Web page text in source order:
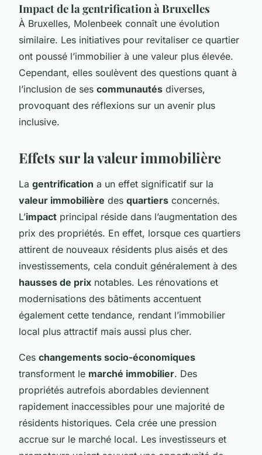
Impact de la gentrification à Bruxelles
À Bruxelles, Molenbeek connaît une évolution
similaire. Les initiatives pour revitaliser ce quartier
ont poussé l’immobilier à une valeur plus élevée.
Cependant, elles soulèvent des questions quant à
l’inclusion de ses communautés diverses,
provoquant des réflexions sur un avenir plus
inclusive.
Effets sur la valeur immobilière
La gentrification a un effet significatif sur la
valeur immobilière des quartiers concernés.
L’impact principal réside dans l’augmentation des
prix des propriétés. En effet, lorsque ces quartiers
attirent de nouveaux résidents plus aisés et des
investissements, cela conduit généralement à des
hausses de prix notables. Les rénovations et
modernisations des bâtiments accentuent
également cette tendance, rendant l’immobilier
local plus attractif mais aussi plus cher.
Ces changements socio-économiques
transforment le marché immobilier. Des
propriétés autrefois abordables deviennent
rapidement inaccessibles pour une majorité de
résidents historiques. Cela crée une pression
accrue sur le marché local. Les investisseurs et